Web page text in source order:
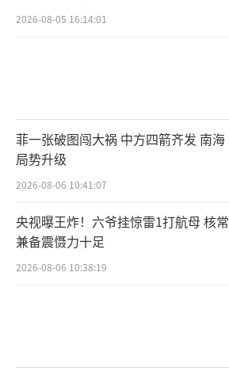
2026-08-05 16:14:01
菲一张破图闯大祸 中方四箭齐发 南海
局势升级
2026-08-06 10:41:07
央视曝王炸！六爷挂惊雷1打航母 核常
兼备震慑力十足
2026-08-06 10:38:19